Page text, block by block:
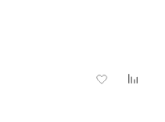
Добавить